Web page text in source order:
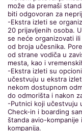
može da premaši
biti odgovoran za
-Ekstra izleti se
20 prijavljenih osoba.
se neće organizovati
od broja učesnika.
od strane vodiča u
mesta, kao i
-Ekstra izleti su
učestvuju u ekstra
nekom dostupnom
do odmorišta i nakon
-Putnici koji učestvuju
Check-in i boarding
štanda avio-
kompanija.